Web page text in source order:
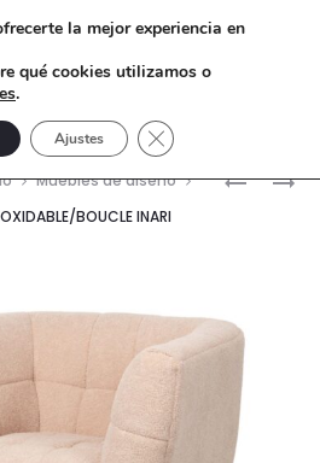
SILLON
BUTACA
Muebles de diseño
BOUCLE INARI
la mejor experiencia en
qué cookies utilizamos o
.
Ajustes Cerrar el banner de